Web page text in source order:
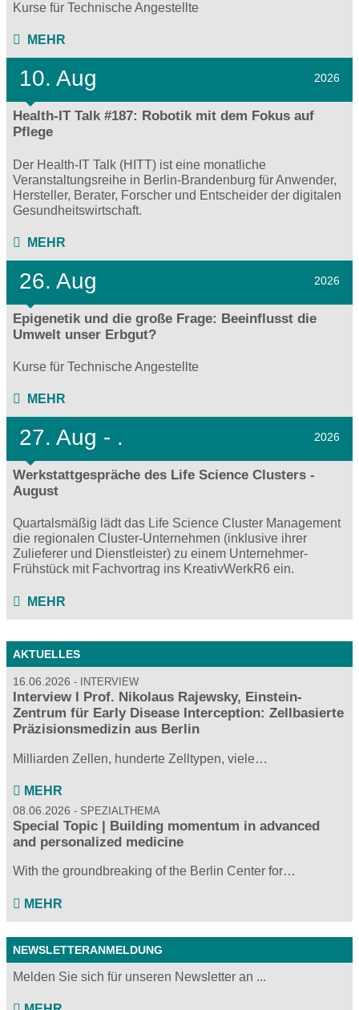
Kurse für Technische Angestellte
MEHR
10. Aug 2026
Health-IT Talk #187: Robotik mit dem Fokus auf
Pflege
Der Health-IT Talk (HITT) ist eine monatliche
Veranstaltungsreihe in Berlin-Brandenburg für Anwender,
Hersteller, Berater, Forscher und Entscheider der digitalen
Gesundheitswirtschaft.
MEHR
26. Aug 2026
Epigenetik und die große Frage: Beeinflusst die
Umwelt unser Erbgut?
Kurse für Technische Angestellte
MEHR
27. Aug - . 2026
Werkstattgespräche des Life Science Clusters -
August
Quartalsmäßig lädt das Life Science Cluster Management
die regionalen Cluster-Unternehmen (inklusive ihrer
Zulieferer und Dienstleister) zu einem Unternehmer-
Frühstück mit Fachvortrag ins KreativWerkR6 ein.
MEHR
AKTUELLES
16.06.2026 INTERVIEW
Interview I Prof. Nikolaus Rajewsky, Einstein-
Zentrum für Early Disease Interception: Zellbasierte
Präzisionsmedizin aus Berlin
Milliarden Zellen, hunderte Zelltypen, viele…
MEHR
08.06.2026 SPEZIALTHEMA
Special Topic | Building momentum in advanced
and personalized medicine
With the groundbreaking of the Berlin Center for…
MEHR
NEWSLETTERANMELDUNG
Melden Sie sich für unseren Newsletter an ...